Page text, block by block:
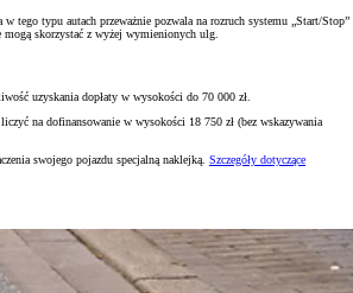
tego typu autach przeważnie pozwala na rozruch systemu „Start/Stop”
skorzystać z wyżej wymienionych ulg.
uzyskania dopłaty w wysokości do 70 000 zł.
na dofinansowanie w wysokości 18 750 zł (bez wskazywania
swojego pojazdu specjalną naklejką. Szczegóły dotyczące